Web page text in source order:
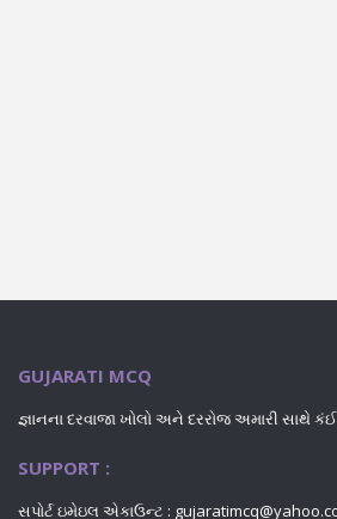
GUJARATI MCQ
જ્ઞાનના દરવાજા ખોલો અને દરરોજ અમારી સાથે
SUPPORT :
સપોર્ટ ઇમેઇલ એકાઉન્ટ :